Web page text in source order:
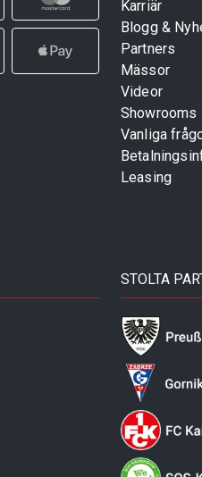
Karriär
Blogg &
Partners
Mässor
Videor
Showrooms
Vanliga
Leasing
STOLTA